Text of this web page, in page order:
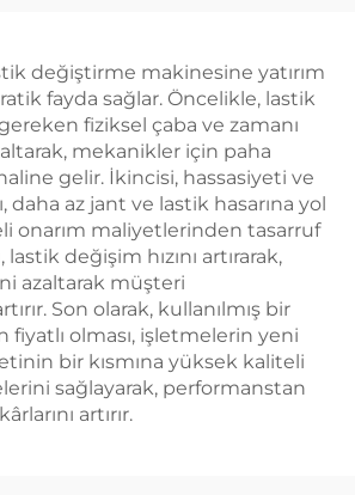
değiştirme makinesine yatırım
fayda sağlar. Öncelikle, lastik
fiziksel çaba ve zamanı
mekanikler için paha
gelir. İkincisi, hassasiyeti ve
daha az jant ve lastik hasarına yol
onarım maliyetlerinden tasarruf
değişim hızını artırarak,
azaltarak müşteri
Son olarak, kullanılmış bir
olması, işletmelerin yeni
bir kısmına yüksek kaliteli
sağlayarak, performanstan
artırır.